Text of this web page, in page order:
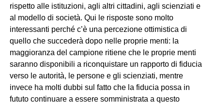
rispetto alle istituzioni, agli altri cittadini, agli scienziati e
al modello di società. Qui le risposte sono molto
interessanti perché c’è una percezione ottimistica di
quello che succederà dopo nelle proprie menti: la
maggioranza del campione ritiene che le proprie menti
saranno disponibili a riconquistare un rapporto di fiducia
verso le autorità, le persone e gli scienziati, mentre
invece ha molti dubbi sul fatto che la fiducia possa in
fututo continuare a essere somministrata a questo